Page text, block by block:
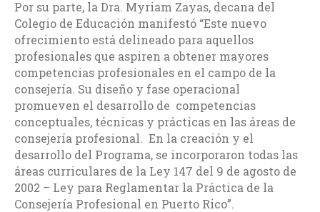
Por su parte, la Dra. Myriam Zayas, decana del
Colegio de Educación manifestó “Este nuevo
ofrecimiento está delineado para aquellos
profesionales que aspiren a obtener mayores
competencias profesionales en el campo de la
consejería. Su diseño y fase operacional
promueven el desarrollo de competencias
conceptuales, técnicas y prácticas en las áreas de
consejería profesional. En la creación y el
desarrollo del Programa, se incorporaron todas las
áreas curriculares de la Ley 147 del 9 de agosto de
2002 – Ley para Reglamentar la Práctica de la
Consejería Profesional en Puerto Rico”.